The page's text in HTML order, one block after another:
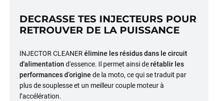
DECRASSE TES INJECTEURS POUR
RETROUVER DE LA PUISSANCE
INJECTOR CLEANER élimine les résidus dans le circuit
d'alimentation d'essence. Il permet ainsi derétablir les
performances d’origine de la moto, ce qui se traduit par
plus de souplesse et un meilleur couple moteur à
l’accélération.